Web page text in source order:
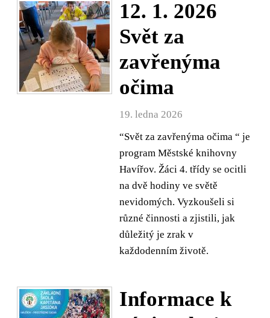
12. 1. 2026
Svět za
zavřenýma
očima
19. ledna 2026
“Svět za zavřenýma očima “ je
program Městské knihovny
Havířov. Žáci 4. třídy se ocitli
na dvě hodiny ve světě
nevidomých. Vyzkoušeli si
různé činnosti a zjistili, jak
důležitý je zrak v
každodenním životě.
Informace k